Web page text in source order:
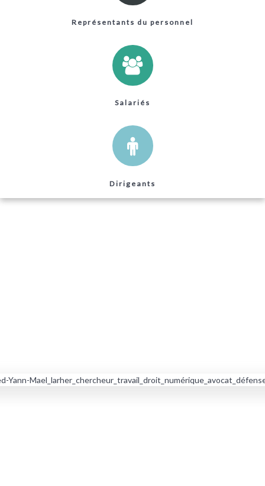
Représentants du personnel
Salariés
Dirigeants